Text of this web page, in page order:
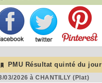
PMU Résultat quinté du jour
03/2026 à CHANTILLY (Plat)